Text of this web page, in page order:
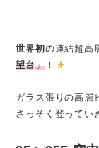
世界初の連結超高
望台」！
ガラス張りの高層
さっそく登ってい